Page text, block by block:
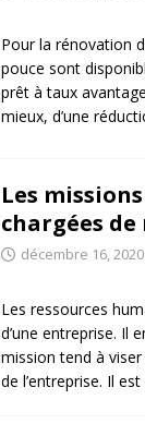
Pour la rénovation
pouce sont
prêt à taux
mieux, d’une
Les
chargées
décembre 16, 2020
Les ressources
d’une entreprise. Il
mission tend à
de l’entreprise. Il